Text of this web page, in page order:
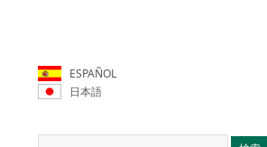
ESPAÑOL
日本語